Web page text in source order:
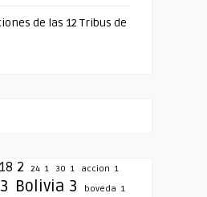
de las 12 Tribus de
18 2 24 1 30 1 accion 1
3 Bolivia 3 boveda 1